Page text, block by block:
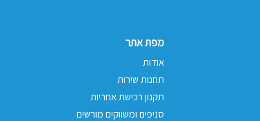
מפת אתר
אודות
תחנות שירות
תקנון רכישת אחריות
סניפים ומשווקים מורשים